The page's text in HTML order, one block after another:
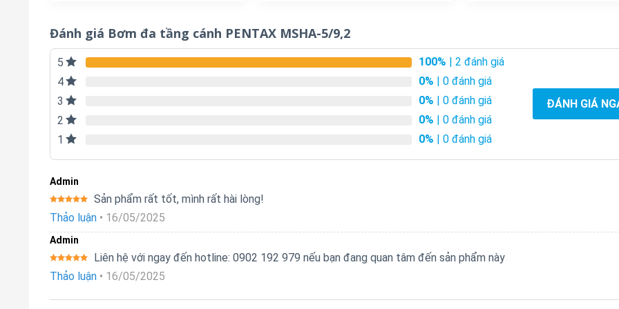
Đánh giá Bơm đa tầng cánh PENTAX MSHA-5/9,2
5 100% | 2 đánh giá
4
0% | 0 đánh giá
3
0% | 0 đánh giá
2
0% | 0 đánh giá
1
0% | 0 đánh giá
ĐÁNH GIÁ
Admin
Được xếp
hạng5
Sản phẩm rất tốt, mình rất hài lòng!
Thảo luận • 16/05/2025
Admin
Được xếp
hạng5
Liên hệ với ngay đến hotline: 0902 192 979 nếu bạn đang quan tâm đến sản phẩm này
Thảo luận • 16/05/2025